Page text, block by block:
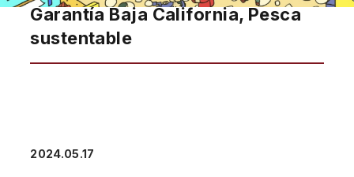
Garantía Baja California, Pesca
sustentable
2024.05.17